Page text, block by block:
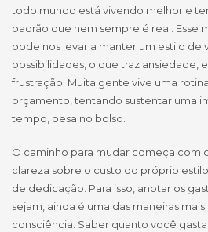
todo mundo está vivendo melhor e
padrão que nem sempre é real. Esse
pode nos levar a manter um estilo de
possibilidades, o que traz ansiedade,
frustração. Muita gente vive uma
orçamento, tentando sustentar uma
tempo, pesa no bolso.
O caminho para mudar começa com
clareza sobre o custo do próprio
de dedicação. Para isso, anotar os
sejam, ainda é uma das maneiras
consciência. Saber quanto você